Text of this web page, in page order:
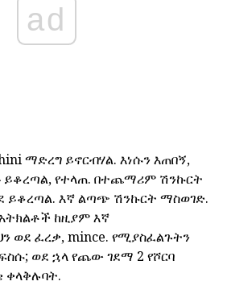
ad
ማድረግ ይኖርብሃል. እነሱን እጠበኝ,
የተላጠ. በተጨማሪም ሽንኩርት
ይቆረጣል. እኛ ልጣጭ ሽንኩርት ማስወገድ.
ከዚያም እኛ
ወደ ፈረቃ, mince. የሚያስፈልጉትን
ወደ ኋላ የጨው ገደማ 2 የሾርባ
ቀላቅሉባት.